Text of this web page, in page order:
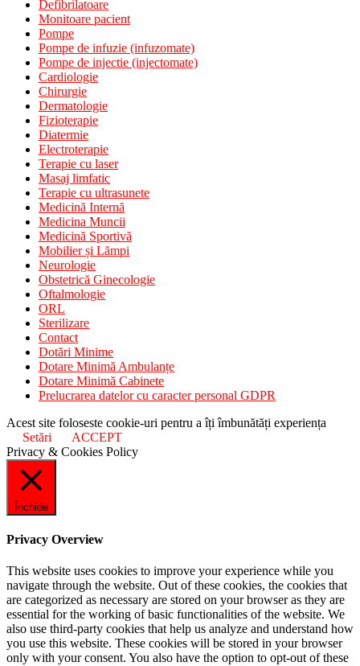
Defibrilatoare
Monitoare pacient
Pompe
Pompe de infuzie (infuzomate)
Pompe de injectie (injectomate)
Cardiologie
Chirurgie
Dermatologie
Fizioterapie
Diatermie
Electroterapie
Terapie cu laser
Masaj limfatic
Terapie cu ultrasunete
Medicină Internă
Medicina Muncii
Medicină Sportivă
Mobilier și Lămpi
Neurologie
Obstetrică Ginecologie
Oftalmologie
ORL
Sterilizare
Contact
Dotări Minime
Dotare Minimă Ambulanțe
Dotare Minimă Cabinete
Prelucrarea datelor cu caracter personal GDPR
Acest site foloseste cookie-uri pentru a îți îmbunătăți experiența
Setări
ACCEPT
Privacy & Cookies Policy
Închide
Privacy Overview
This website uses cookies to improve your experience while you
navigate through the website. Out of these cookies, the cookies that
are categorized as necessary are stored on your browser as they are
essential for the working of basic functionalities of the website. We
also use third-party cookies that help us analyze and understand how
you use this website. These cookies will be stored in your browser
only with your consent. You also have the option to opt-out of these